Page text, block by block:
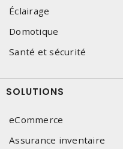
Éclairage
Domotique
Santé et sécurité
SOLUTIONS
eCommerce
Assurance inventaire